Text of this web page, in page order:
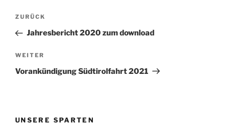
Beitragsnavigation
Vorheriger
Beitrag
ZURÜCK
Jahresbericht 2020 zum download
Nächster
Beitrag
WEITER
Vorankündigung Südtirolfahrt 2021
UNSERE SPARTEN